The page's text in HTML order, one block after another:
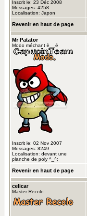
Inscrit le: 23 Déc 2008
Messages: 4258
Localisation: Japon
Revenir en haut de page
Mr Patator
Modo méchant è__é
Inscrit le: 02 Nov 2007
Messages: 8249
Localisation: devant une
planche de poly ^_^;
Revenir en haut de page
celicar
Master Recolo